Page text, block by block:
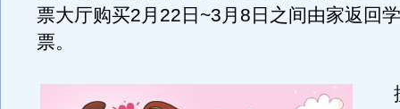
票大厅购买2月22日~3月8日之间由家返回
票。
据